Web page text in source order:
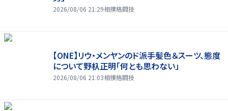
2026/08/06 21:29相撲格闘技
【ONE】リウ・メンヤンのド派手髪色＆スーツ、態度
について野杁正明「何とも思わない」
2026/08/06 21:03相撲格闘技